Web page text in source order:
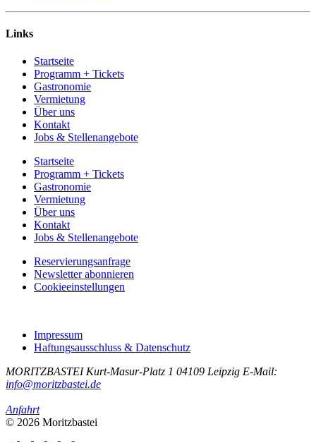
Links
Startseite
Programm + Tickets
Gastronomie
Vermietung
Über uns
Kontakt
Jobs & Stellenangebote
Startseite
Programm + Tickets
Gastronomie
Vermietung
Über uns
Kontakt
Jobs & Stellenangebote
Reservierungsanfrage
Newsletter abonnieren
Cookieeinstellungen
Impressum
Haftungsausschluss & Datenschutz
MORITZBASTEI Kurt-Masur-Platz 1 04109 Leipzig E-Mail:
info@moritzbastei.de
Anfahrt
© 2026 Moritzbastei